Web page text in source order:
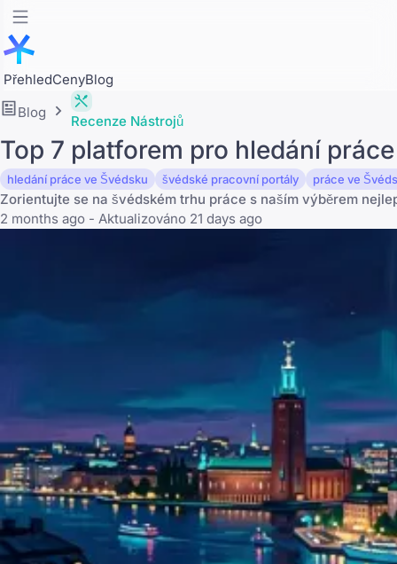
PřehledCenyBlog
Blog
Recenze Nástrojů
Top 7 platforem pro hledání
hledání práce ve Švédsku švédské pracovní portály práce ve
Zorientujte se na švédském trhu práce s naším výběrem
2 months ago - Aktualizováno 21 days ago